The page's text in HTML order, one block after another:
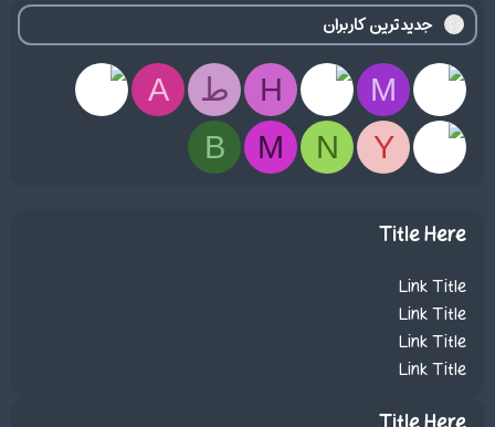
جدیدترین کاربران
M
H ط
A
Y
N
M
B
Title Here
Link Title
Link Title
Link Title
Link Title